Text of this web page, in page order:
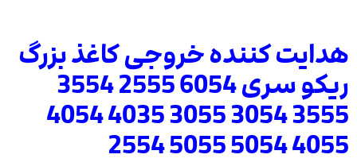
هدایت کننده خروجی کاغذ بزرگ
ریکو سری 6054 2555 3554
3555 3054 3055 4035 4054
4055 5054 5055 2554